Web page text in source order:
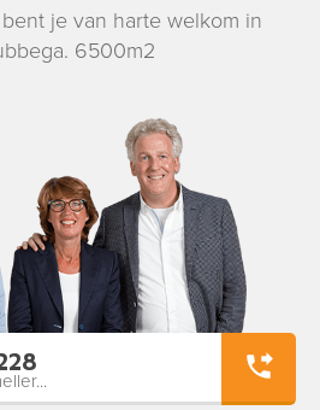
je van harte welkom in
6500m2